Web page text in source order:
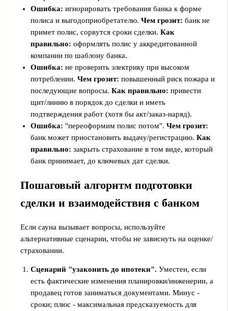
Ошибка: игнорировать требования банка к форме
полиса и выгодоприобретателю. Чем грозит: банк не
примет полис, сорвутся сроки сделки. Как
правильно: оформлять полис у аккредитованной
компании по шаблону банка.
Ошибка: не проверить электрику при высоком
потреблении. Чем грозит: повышенный риск пожара и
последующие вопросы. Как правильно: привести
щит/линию в порядок до сделки и иметь
подтверждения работ (хотя бы акт/заказ-наряд).
Ошибка: "переоформим полис потом". Чем грозит:
банк может приостановить выдачу/регистрацию. Как
правильно: закрыть страхование в том виде, который
банк принимает, до ключевых дат сделки.
Пошаговый алгоритм подготовки
сделки и взаимодействия с банком
Если сауна вызывает вопросы, используйте
альтернативные сценарии, чтобы не зависнуть на оценке/
страховании.
Сценарий "узаконить до ипотеки". Уместен, если
есть фактические изменения планировки/инженерии, а
продавец готов заниматься документами. Минус -
сроки; плюс - максимальная предсказуемость для